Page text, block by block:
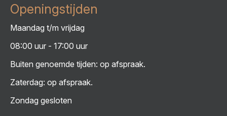
Openingstijden
Maandag t/m vrijdag
08:00 uur - 17:00 uur
Buiten genoemde tijden: op afspraak.
Zaterdag: op afspraak.
Zondag gesloten